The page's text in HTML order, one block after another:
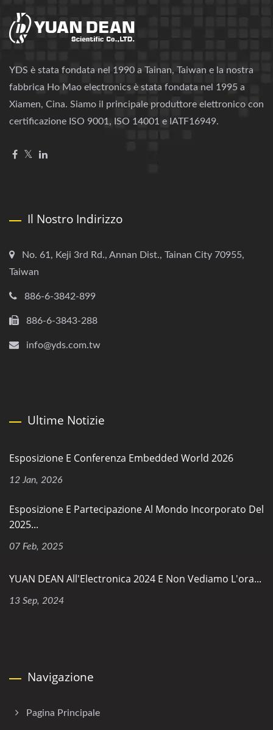
YDS è stata fondata nel 1990 a Tainan, Taiwan e la nostra
fabbrica Ho Mao electronics è stata fondata nel 1995 a
Xiamen, Cina. Siamo il principale produttore elettronico con
certificazione ISO 9001, ISO 14001 e IATF16949.
Il Nostro Indirizzo
No. 61, Keji 3rd Rd., Annan Dist., Tainan City 70955,
Taiwan
886-6-3842-899
886-6-3843-288
info@yds.com.tw
Ultime Notizie
Esposizione E Conferenza Embedded World 2026
12 Jan, 2026
Esposizione E Partecipazione Al Mondo Incorporato Del
2025...
07 Feb, 2025
YUAN DEAN All'Electronica 2024 E Non Vediamo L'ora...
13 Sep, 2024
Navigazione
Pagina Principale